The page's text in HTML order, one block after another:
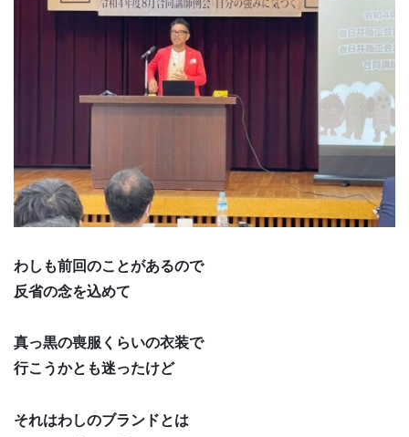
わしも前回のことがあるので
反省の念を込めて
真っ黒の喪服くらいの衣装で
行こうかとも迷ったけど
それはわしのブランドとは